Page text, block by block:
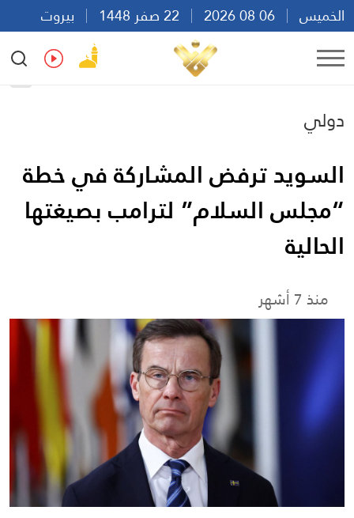
الخميس
بيروت
23:23
Ar
دولي
السويد ترفض المشاركة في خطة
“مجلس السلام” لترامب بصيغتها
الحالية
منذ 7 أشهر